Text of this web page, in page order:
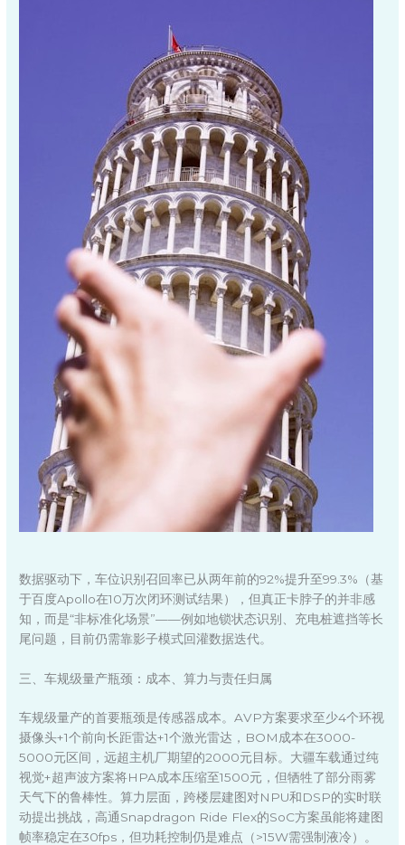
数据驱动下，车位识别召回率已从两年前的92%提升至99.3%（基
于百度Apollo在10万次闭环测试结果），但真正卡脖子的并非感
知，而是“非标准化场景”——例如地锁状态识别、充电桩遮挡等长
尾问题，目前仍需靠影子模式回灌数据迭代。
三、车规级量产瓶颈：成本、算力与责任归属
车规级量产的首要瓶颈是传感器成本。AVP方案要求至少4个环视
摄像头+1个前向长距雷达+1个激光雷达，BOM成本在3000-
5000元区间，远超主机厂期望的2000元目标。大疆车载通过纯
视觉+超声波方案将HPA成本压缩至1500元，但牺牲了部分雨雾
天气下的鲁棒性。算力层面，跨楼层建图对NPU和DSP的实时联
动提出挑战，高通Snapdragon Ride Flex的SoC方案虽能将建图
帧率稳定在30fps，但功耗控制仍是难点（>15W需强制液冷）。